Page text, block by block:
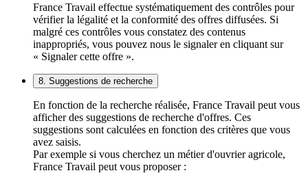
France Travail effectue systématiquement des contrôles pour
vérifier la légalité et la conformité des offres diffusées. Si
malgré ces contrôles vous constatez des contenus
inappropriés, vous pouvez nous le signaler en cliquant sur
« Signaler cette offre ».
8. Suggestions de recherche
En fonction de la recherche réalisée, France Travail peut vous
afficher des suggestions de recherche d'offres. Ces
suggestions sont calculées en fonction des critères que vous
avez saisis.
Par exemple si vous cherchez un métier d'ouvrier agricole,
France Travail peut vous proposer :